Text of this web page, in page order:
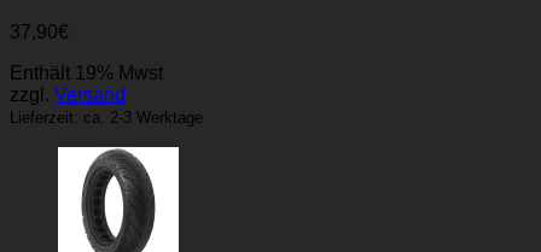
37,90€
Enthält 19% Mwst
zzgl. Versand
Lieferzeit: ca. 2-3 Werktage